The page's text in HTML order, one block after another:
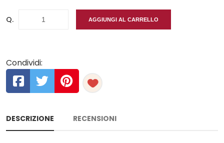
Q. AGGIUNGI AL CARRELLO
Condividi:
DESCRIZIONE RECENSIONI